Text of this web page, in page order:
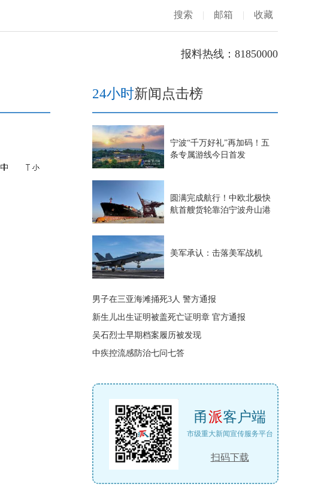
搜索 | 邮箱 | 收藏
报料热线：81850000
24小时新闻点击榜
宁波“千万好礼”再加码！五
条专属游线今日首发
圆满完成航行！中欧北极快
航首艘货轮靠泊宁波舟山港
美军承认：击落美军战机
男子在三亚海滩捅死3人 警方通报
新生儿出生证明被盖死亡证明章 官方通报
吴石烈士早期档案履历被发现
中疾控流感防治七问七答
甬派客户端
市级重大新闻宣传服务平台
扫码下载